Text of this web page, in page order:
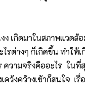
เกิดมาในสภาพแวดล้
รต่างๆ ก็เกิดขึ้น ทำให้
ความจริงคืออะไร ในที่
คว้งคว้างเข้าก็สนใจ เ